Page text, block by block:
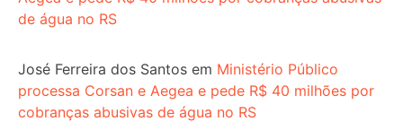
de água no RS
José Ferreira dos Santos em Ministério Público
processa Corsan e Aegea e pede R$ 40 milhões por
cobranças abusivas de água no RS